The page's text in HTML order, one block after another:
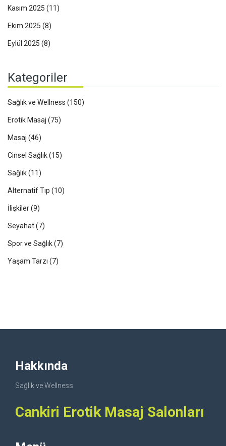
Kasım 2025 (11)
Ekim 2025 (8)
Eylül 2025 (8)
Kategoriler
Sağlık ve Wellness (150)
Erotik Masaj (75)
Masaj (46)
Cinsel Sağlık(15)
Sağlık(11)
Alternatif Tıp (10)
İlişkiler(9)
Seyahat(7)
Spor ve Sağlık(7)
Yaşam Tarzı (7)
Hakkında
Sağlık ve Wellness
Cankiri Erotik Masaj Salonları